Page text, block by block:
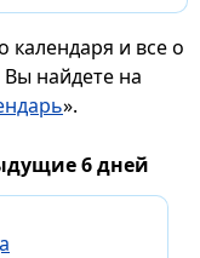
календаря и все о
найдете на
».
6 дней